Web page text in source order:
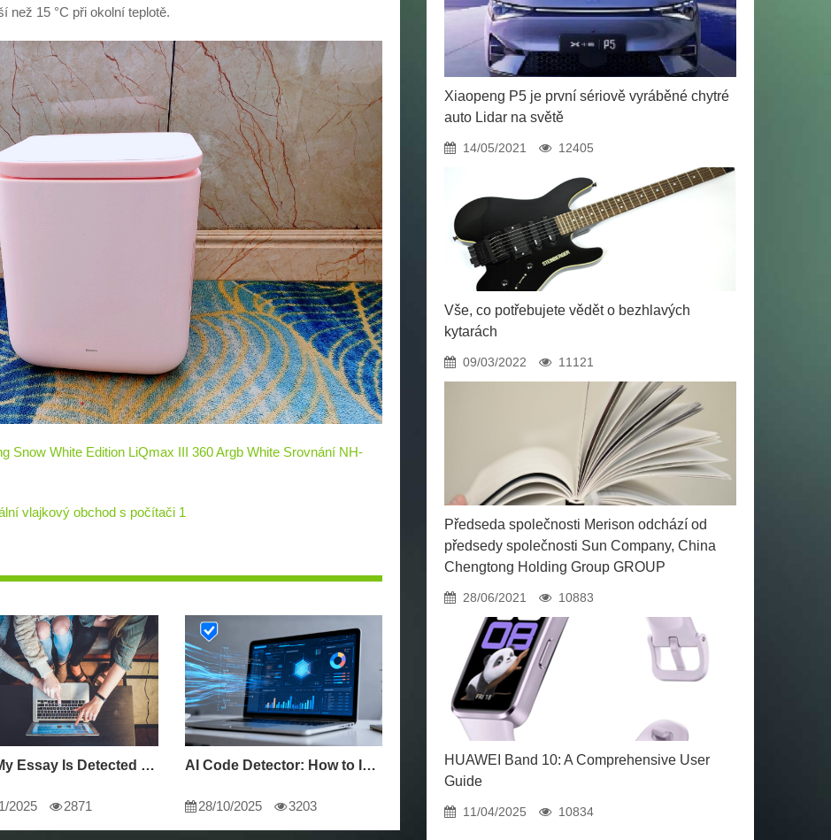
než 15 °C při okolní teplotě.
Snow White Edition LiQmax III 360 Argb White Srovnání NH-
vlajkový obchod s počítači 1
Why My Essay Is Detected as AI: Causes and Solutions
2025 2871
AI Code Detector: How to Identify AI-Generated Code in 2024
28/10/2025 3203
Xiaopeng P5 je první sériově vyráběné chytré
auto Lidar na světě
14/05/2021 12405
Vše, co potřebujete vědět o bezhlavých
kytarách
09/03/2022 11121
Předseda společnosti Merison odchází od
předsedy společnosti Sun Company, China
Chengtong Holding Group GROUP
28/06/2021 10883
HUAWEI Band 10: A Comprehensive User
Guide
11/04/2025 10834